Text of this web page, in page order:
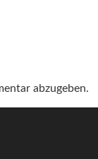
abzugeben.